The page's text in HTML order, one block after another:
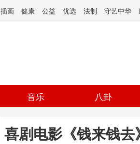
插画 健康 公益 优选 法制 守艺中华
音乐 八卦
喜剧电影《钱来钱